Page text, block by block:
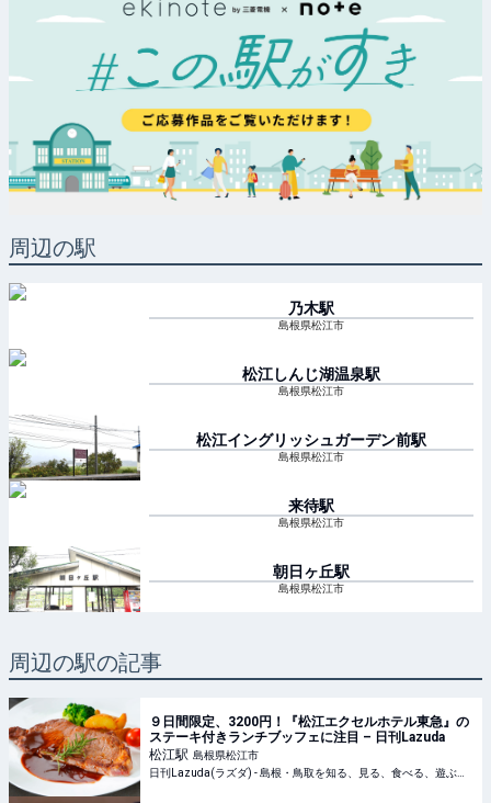
周辺の駅
乃木駅
島根県松江市
松江しんじ湖温泉駅
島根県松江市
松江イングリッシュガーデン前駅
島根県松江市
来待駅
島根県松江市
朝日ヶ丘駅
島根県松江市
周辺の駅の記事
９日間限定、3200円！『松江エクセルホテル東急』の
ステーキ付きランチブッフェに注目 – 日刊Lazuda
松江駅 島根県松江市